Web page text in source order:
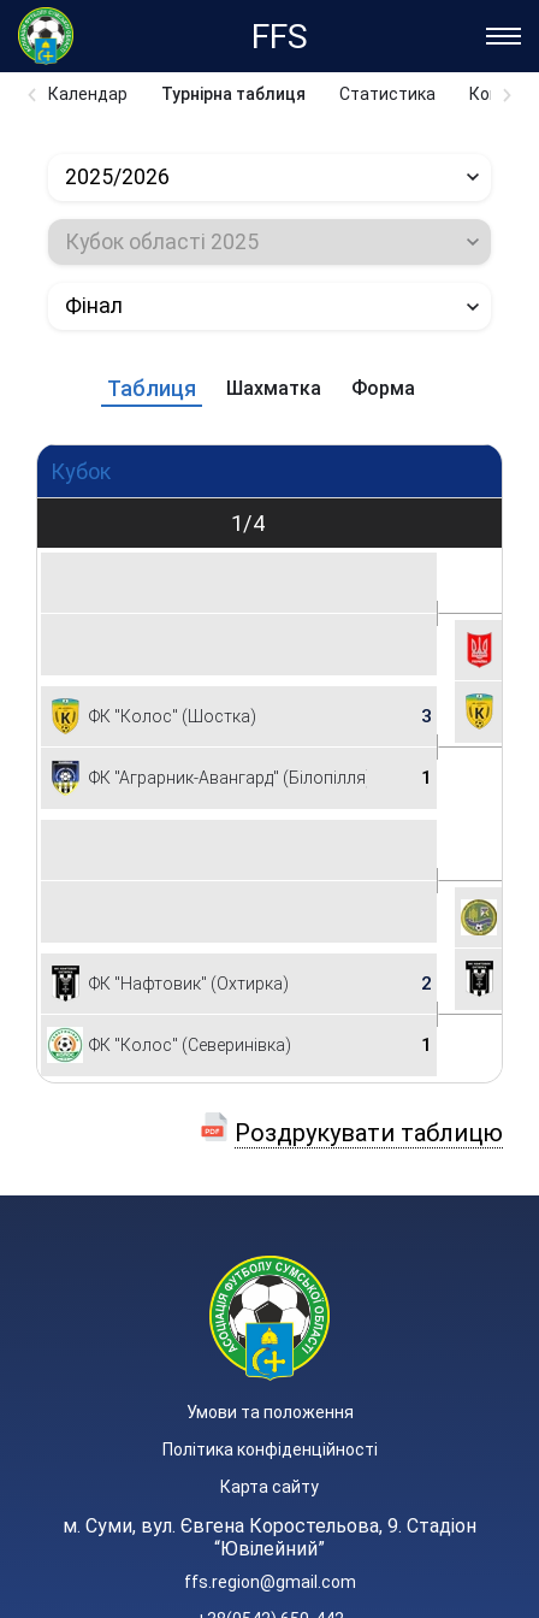
FFS
Календар Турнірна таблиця Статистика
2025/2026
Кубок області 2025
Фінал
Таблиця Шахматка Форма
Кубок
1/4
ФК "Колос" (Шостка) 3
ФК "Аграрник-Авангард" (Білопілля) 1
ФК "Нафтовик" (Охтирка) 2
ФК "Колос" (Северинівка) 1
Роздрукувати таблицю
Умови та положення
Політика конфіденційності
Карта сайту
м. Суми, вул. Євгена Коростельова, 9. Стадіон
“Ювілейний”
ffs.region@gmail.com